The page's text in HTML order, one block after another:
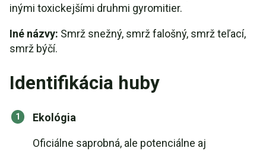
inými toxickejšími druhmi gyromitier.
Iné názvy: Smrž snežný, smrž falošný, smrž teľací,
smrž býčí.
Identifikácia huby
Ekológia
Oficiálne saprobná, ale potenciálne aj